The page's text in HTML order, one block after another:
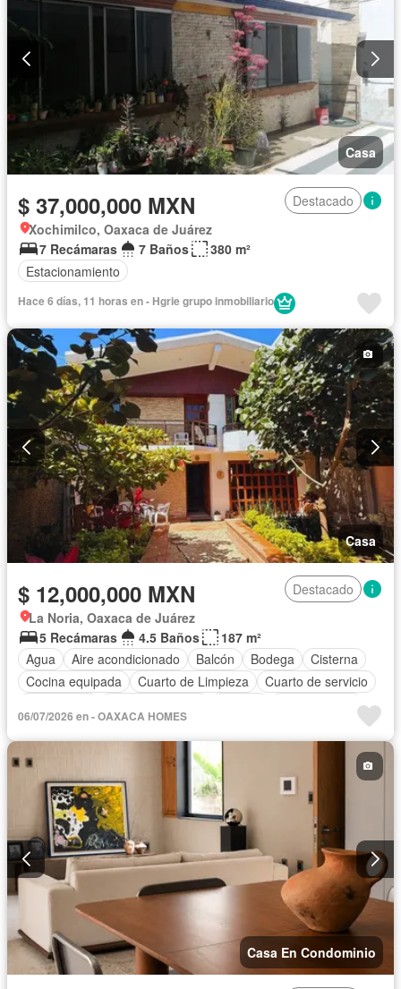
Casa
$ 37,000,000 MXN
Destacado
Xochimilco, Oaxaca de Juárez
7 Recámaras
7 Baños
380 m²
Estacionamiento
Hace 6 días, 11 horas en - Hgrie grupo inmobiliario
Casa
$ 12,000,000 MXN
Destacado
La Noria, Oaxaca de Juárez
5 Recámaras
4.5 Baños
187 m²
Agua
Aire acondicionado Balcón Bodega
Cisterna
Cocina equipada
Cuarto de Limpieza
Cuarto de servicio
Completamente amueblado
06/07/2026 en - OAXACA HOMES
Casa En Condominio